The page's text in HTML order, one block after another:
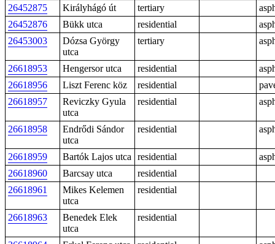
26452875
Királyhágó út tertiary
26452876
Bükk utca residential
26453003
Dózsa György
utca
tertiary
26618953 Hengersor utca residential
26618956
Liszt Ferenc köz residential
26618957
Reviczky Gyula
utca
residential
26618958
Endrődi Sándor
utca
residential
26618959 Bartók Lajos utca residential
26618960
Barcsay utca
residential
26618961
Mikes Kelemen
utca
residential
26618963
Benedek Elek
utca
residential